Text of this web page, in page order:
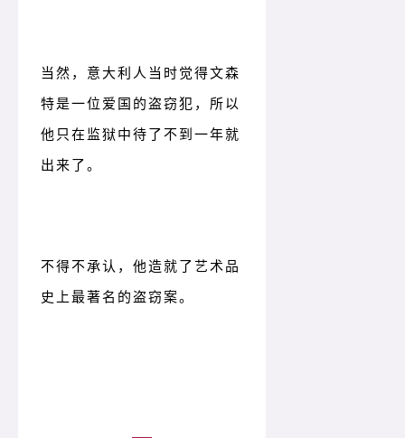
当然，意大利人当时觉得文森
特是一位爱国的盗窃犯，所以
他只在监狱中待了不到一年就
出来了。
不得不承认，他造就了艺术品
史上最著名的盗窃案。